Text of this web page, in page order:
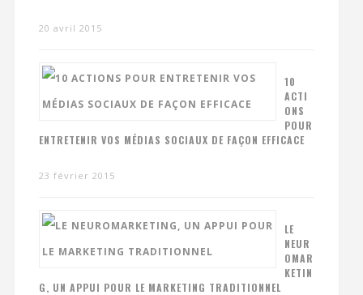
20 avril 2015
10
ACTI
ONS
POUR
ENTRETENIR VOS MÉDIAS SOCIAUX DE FAÇON EFFICACE
23 février 2015
LE
NEUR
OMAR
KETIN
G, UN APPUI POUR LE MARKETING TRADITIONNEL